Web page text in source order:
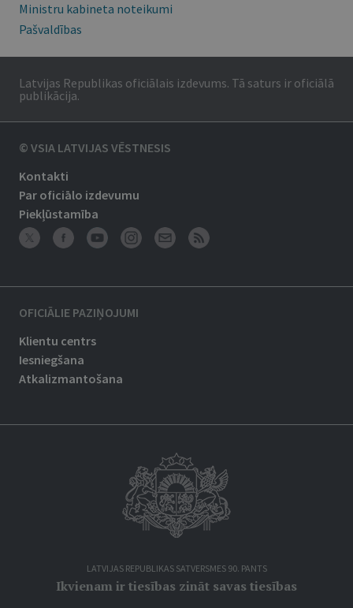
Ministru kabineta noteikumi
Pašvaldības
Latvijas Republikas oficiālais izdevums. Tā saturs ir oficiālā
publikācija.
© VSIA LATVIJAS VĒSTNESIS
Kontakti
Par oficiālo izdevumu
Piekļūstamība
OFICIĀLIE PAZIŅOJUMI
Klientu centrs
Iesniegšana
Atkalizmantošana
LATVIJAS REPUBLIKAS SATVERSMES 90. PANTS
Ikvienam ir tiesības zināt savas tiesības